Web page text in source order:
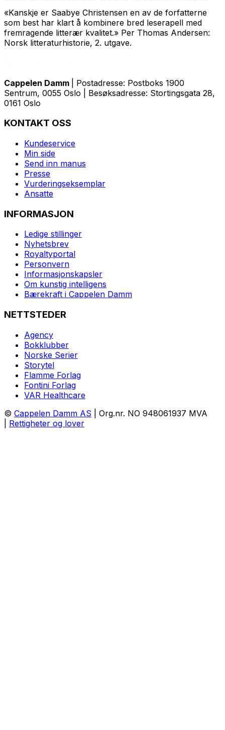
«Kanskje er Saabye Christensen en av de forfatterne
som best har klart å kombinere bred leserapell med
fremragende litterær kvalitet.» Per Thomas Andersen:
Norsk litteraturhistorie, 2. utgave.
Cappelen Damm
| Postadresse: Postboks 1900
Sentrum, 0055 Oslo | Besøksadresse: Stortingsgata 28,
0161 Oslo
KONTAKT OSS
Kundeservice
Min side
Send inn manus
Presse
Vurderingseksemplar
Ansatte
INFORMASJON
Ledige stillinger
Nyhetsbrev
Royaltyportal
Personvern
Informasjonskapsler
Om kunstig intelligens
Bærekraft i Cappelen Damm
NETTSTEDER
Agency
Bokklubber
Norske Serier
Storytel
Flamme Forlag
Fontini Forlag
VAR Healthcare
© Cappelen Damm AS | Org.nr. NO 948061937 MVA
Rettigheter og lover